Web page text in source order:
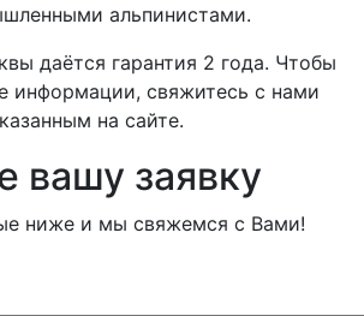
альпинистами.
даётся гарантия 2 года. Чтобы
информации, свяжитесь с нами
на сайте.
вашу заявку
ниже и мы свяжемся с Вами!